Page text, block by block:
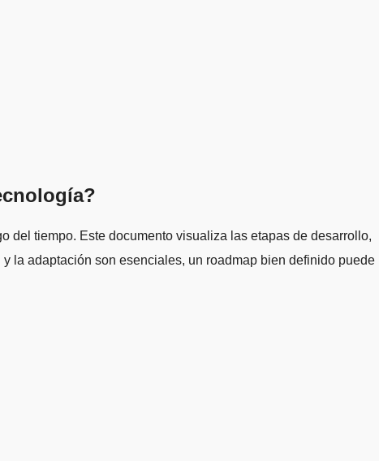
del tiempo. Este documento visualiza las etapas de desarrollo,
la adaptación son esenciales, un roadmap bien definido puede